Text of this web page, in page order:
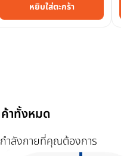
หยิบใส่ตะกร้า
าทั้งหมด
ำลังกายที่คุณต้องการ